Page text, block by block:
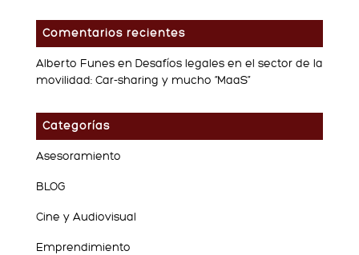
Comentarios recientes
Alberto Funesen Desafíos legales en el sector de la
movilidad: Car-sharing y mucho “MaaS”
Categorías
Asesoramiento
BLOG
Cine y Audiovisual
Emprendimiento